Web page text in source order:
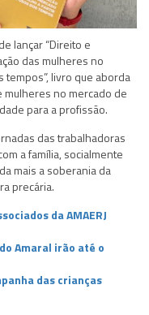
lançar “Direito e
das mulheres no
livro que aborda
no mercado de
para a profissão.
das trabalhadoras
a família, socialmente
mais a soberania da
precária.
da AMAERJ
Amaral irão até o
das crianças